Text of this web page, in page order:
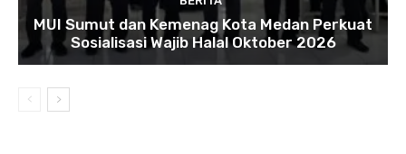
MUI Sumut dan Kemenag Kota Medan Perkuat
Sosialisasi Wajib Halal Oktober 2026